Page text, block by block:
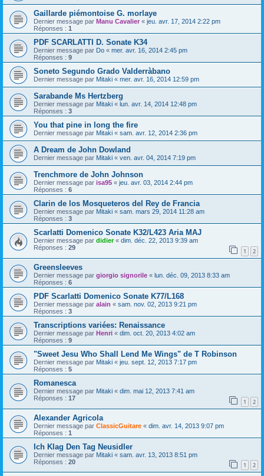
Gaillarde piémontoise G. morlaye
Dernier message par Manu Cavalier « jeu. avr. 17, 2014 2:22 pm
Réponses : 1
PDF SCARLATTI D. Sonate K34
Dernier message par Do « mer. avr. 16, 2014 2:45 pm
Réponses : 9
Soneto Segundo Grado Valderràbano
Dernier message par Mitaki « mer. avr. 16, 2014 12:59 pm
Sarabande Ms Hertzberg
Dernier message par Mitaki « lun. avr. 14, 2014 12:48 pm
Réponses : 3
You that pine in long the fire
Dernier message par Mitaki « sam. avr. 12, 2014 2:36 pm
A Dream de John Dowland
Dernier message par Mitaki « ven. avr. 04, 2014 7:19 pm
Trenchmore de John Johnson
Dernier message par isa95 « jeu. avr. 03, 2014 2:44 pm
Réponses : 6
Clarin de los Mosqueteros del Rey de Francia
Dernier message par Mitaki « sam. mars 29, 2014 11:28 am
Réponses : 3
Scarlatti Domenico Sonate K32/L423 Aria MAJ
Dernier message par didier« dim. déc. 22, 2013 9:39 am
Réponses : 29 1 2
Greensleeves
Dernier message par giorgio signorile « lun. déc. 09, 2013 8:33 am
Réponses : 6
PDF Scarlatti Domenico Sonate K77/L168
Dernier message par alain « sam. nov. 02, 2013 9:21 pm
Réponses : 3
Transcriptions variées: Renaissance
Dernier message par Henri « dim. oct. 20, 2013 4:02 am
Réponses : 9
"Sweet Jesu Who Shall Lend Me Wings" de T Robinson
Dernier message par Mitaki « jeu. sept. 12, 2013 7:17 pm
Réponses : 5
Romanesca
Dernier message par Mitaki « dim. mai 12, 2013 7:41 am
Réponses : 17 1 2
Alexander Agricola
Dernier message par ClassicGuitare « dim. avr. 14, 2013 9:07 pm
Réponses : 1
Ich Klag Den Tag Neusidler
Dernier message par Mitaki « sam. avr. 13, 2013 8:51 pm
Réponses : 20 1 2